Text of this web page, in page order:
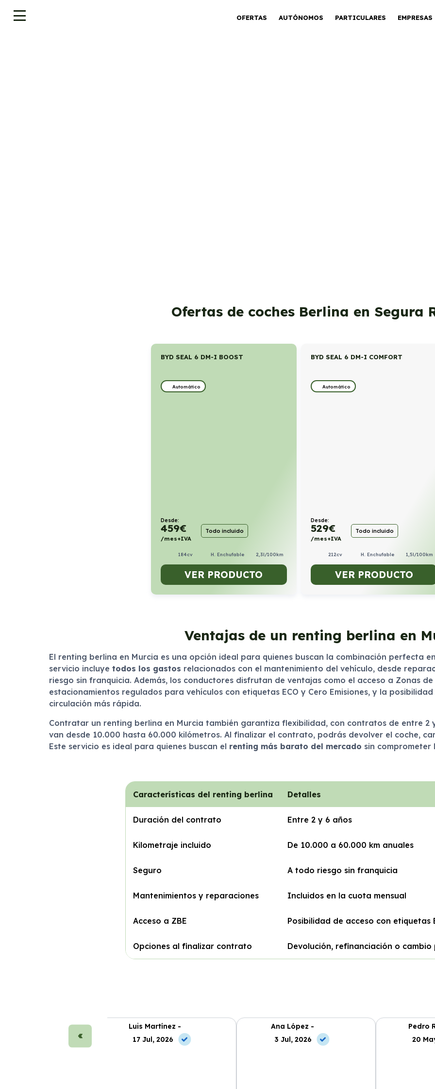
OFERTAS AUTÓNOMOS PARTICULARES EMPRESAS
Ofertas de coches Berlina en Segura
BYD SEAL 6 DM-I BOOST
Automático
Desde:
459€
/mes+IVA
Todo incluido
184cv H. Enchufable 2,3l/100km
VER PRODUCTO
BYD SEAL 6 DM-I COMFORT
Automático
Desde:
529€
/mes+IVA
Todo incluido
212cv H. Enchufable 1,5l/100km
VER PRODUCTO
Ventajas de un renting berlina en
El renting berlina en Murcia es una opción ideal para quienes buscan la combinación perfecta
servicio incluye todos los gastos relacionados con el mantenimiento del vehículo, desde
riesgo sin franquicia. Además, los conductores disfrutan de ventajas como el acceso a Zonas de
estacionamientos regulados para vehículos con etiquetas ECO y Cero Emisiones, y la
circulación más rápida.
Contratar un renting berlina en Murcia también garantiza flexibilidad, con contratos de entre 2
van desde 10.000 hasta 60.000 kilómetros. Al finalizar el contrato, podrás devolver el coche,
Este servicio es ideal para quienes buscan el renting más barato del mercado sin
Características del renting berlina Detalles
Duración del contrato Entre 2 y 6 años
Kilometraje incluido De 10.000 a 60.000 km anuales
Seguro A todo riesgo sin franquicia
Mantenimientos y reparaciones Incluidos en la cuota mensual
Acceso a ZBE Posibilidad de acceso con etiquetas
Opciones al finalizar contrato Devolución, refinanciación o
Luis Martínez -
17 Jul, 2026
Ana López -
3 Jul, 2026
Pedro
20